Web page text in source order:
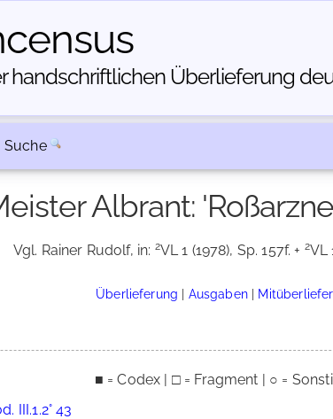
handschriftlichen Über­lieferung
Suche
Albrant:
Vgl. Rainer Rudolf, in: 2VL 1 (1978), Sp. 157f. + 2VL
Überlieferung | Ausgaben|
■ = Codex | □ = Fragment | ○ =
III.1.2° 43